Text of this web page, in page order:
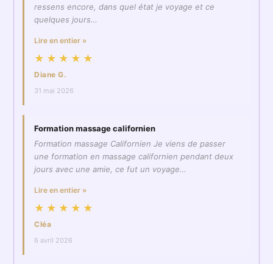
ressens encore, dans quel état je voyage et ce
quelques jours…
Lire en entier »
★★★★★
Diane G.
31 mai 2026
Formation massage californien
Formation massage Californien Je viens de passer
une formation en massage californien pendant deux
jours avec une amie, ce fut un voyage…
Lire en entier »
★★★★★
Cléa
6 avril 2026